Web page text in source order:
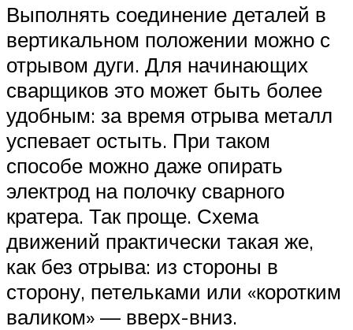
Выполнять соединение деталей в
вертикальном положении можно с
отрывом дуги. Для начинающих
сварщиков это может быть более
удобным: за время отрыва металл
успевает остыть. При таком
способе можно даже опирать
электрод на полочку сварного
кратера. Так проще. Схема
движений практически такая же,
как без отрыва: из стороны в
сторону, петельками или «коротким
валиком» — вверх-вниз.